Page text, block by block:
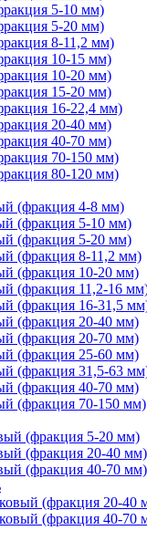
5-10 мм)
5-20 мм)
8-11,2 мм)
10-15 мм)
10-20 мм)
15-20 мм)
16-22,4 мм)
20-40 мм)
40-70 мм)
70-150 мм)
80-120 мм)
(фракция 4-8 мм)
(фракция 5-10 мм)
(фракция 5-20 мм)
(фракция 8-11,2 мм)
(фракция 10-20 мм)
(фракция 11,2-16
(фракция 16-31,5
(фракция 20-40 мм)
(фракция 20-70 мм)
(фракция 25-60 мм)
(фракция 31,5-63
(фракция 40-70 мм)
(фракция 70-150 мм)
(фракция 5-20 мм)
(фракция 20-40 мм)
(фракция 40-70 мм)
(фракция 20-40
(фракция 40-70